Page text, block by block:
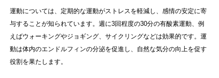
運動については、定期的な運動がストレスを軽減し、感情の安定に寄
与することが知られています。週に3回程度の30分の有酸素運動、例
えばウォーキングやジョギング、サイクリングなどは効果的です。運
動は体内のエンドルフィンの分泌を促進し、自然な気分の向上を促す
役割を果たします。